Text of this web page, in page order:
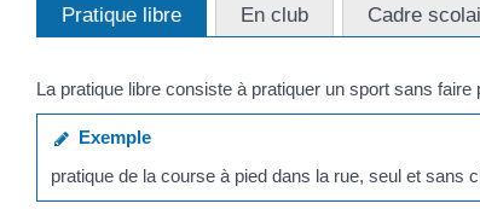
Pratique libre En club Cadre
La pratique libre consiste à pratiquer un sport sans
Exemple
pratique de la course à pied dans la rue, seul et sans